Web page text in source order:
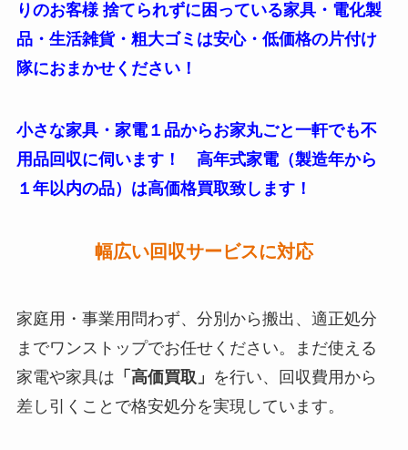
りのお客様 捨てられずに困っている家具・電化製
品・生活雑貨・粗大ゴミは安心・低価格の片付け
隊におまかせください！
小さな家具・家電１品からお家丸ごと一軒でも不
用品回収に伺います！ 高年式家電（製造年から
１年以内の品）は高価格買取致します！
幅広い回収サービスに対応
家庭用・事業用問わず、分別から搬出、適正処分
までワンストップでお任せください。まだ使える
家電や家具は 「高価買取」 を行い、回収費用から
差し引くことで格安処分を実現しています。